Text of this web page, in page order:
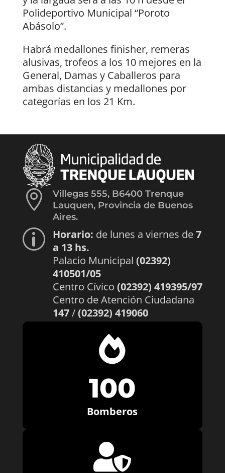
Polideportivo Municipal “Poroto
Abásolo”.
Habrá medallones finisher, remeras
alusivas, trofeos a los 10 mejores en la
General, Damas y Caballeros para
ambas distancias y medallones por
categorías en los 21 Km.

Villegas 555, B6400 Trenque
Lauquen, Provincia de Buenos
Aires.
p Horario: de lunes a viernes de7
a 13 hs.
Palacio Municipal (02392)
410501/05
Centro Cívico (02392) 419395/97
Centro de Atención Ciudadana
147/(02392) 419060

100
Bomberos
